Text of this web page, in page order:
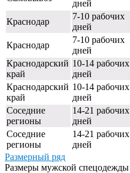
дней
Краснодар
7-10 рабочих
дней
Краснодар
7-10 рабочих
дней
Краснодарский
край
10-14 рабочих
дней
Краснодарский
край
10-14 рабочих
дней
Соседние
регионы
14-21 рабочих
дней
Соседние
регионы
14-21 рабочих
дней
Размерный ряд
Размеры мужской спецодежды